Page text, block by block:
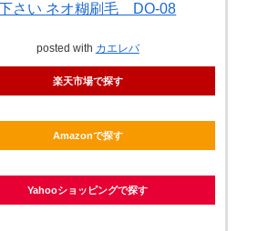
さい ネオ糊刷毛 DO-08
posted with カエレバ
楽天市場で探す
Amazonで探す
Yahooショッピングで探す